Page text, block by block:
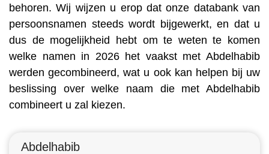
behoren. Wij wijzen u erop dat onze databank van
persoonsnamen steeds wordt bijgewerkt, en dat u
dus de mogelijkheid hebt om te weten te komen
welke namen in 2026 het vaakst met Abdelhabib
werden gecombineerd, wat u ook kan helpen bij uw
beslissing over welke naam die met Abdelhabib
combineert u zal kiezen.
Abdelhabib